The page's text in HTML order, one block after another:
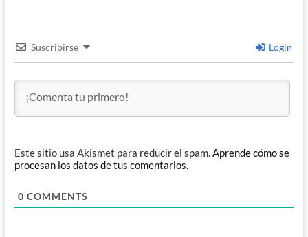
Suscribirse Login
Este sitio usa Akismet para reducir el spam.Aprende cómo se
procesan los datos de tus comentarios.
0 COMMENTS